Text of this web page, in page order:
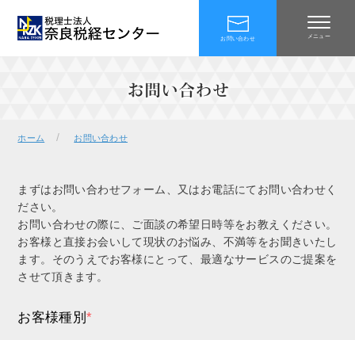
メニュー
お問い合わせ
ホーム / お問い合わせ
まずはお問い合わせフォーム、又はお電話にてお問い合わせく
ださい。
お問い合わせの際に、ご面談の希望日時等をお教えください。
お客様と直接お会いして現状のお悩み、不満等をお聞きいたし
ます。そのうえでお客様にとって、最適なサービスのご提案を
させて頂きます。
お客様種別 *